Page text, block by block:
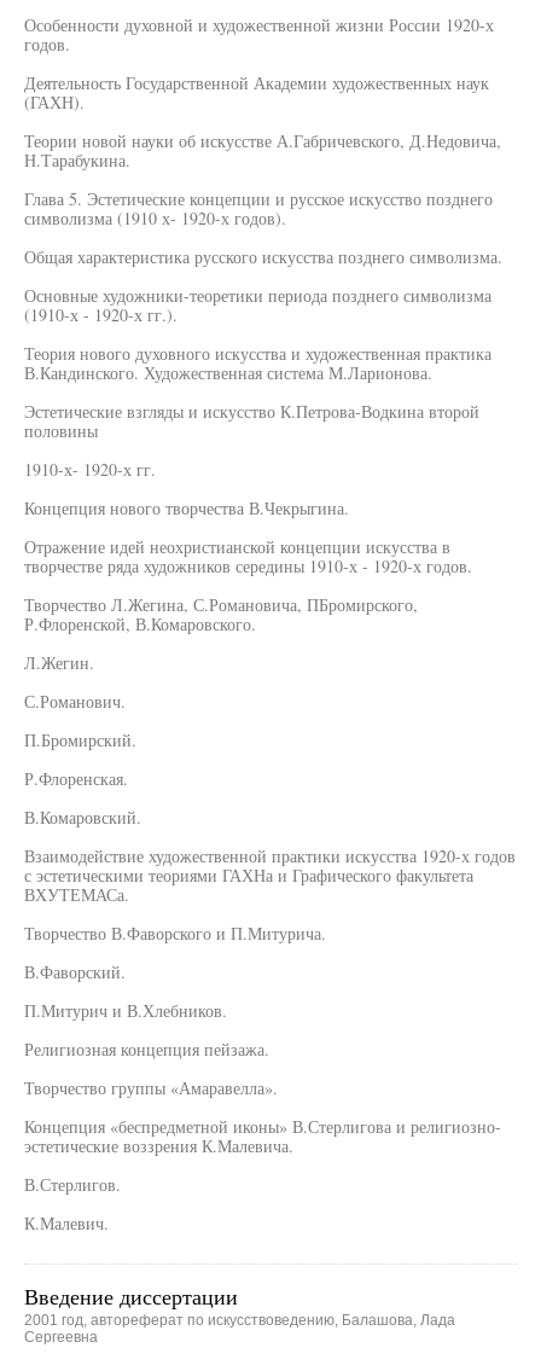
Особенности духовной и художественной жизни России 1920-х
годов.
Деятельность Государственной Академии художественных наук
(ГАХН).
Теории новой науки об искусстве А.Габричевского, Д.Недовича,
Н.Тарабукина.
Глава 5. Эстетические концепции и русское искусство позднего
символизма (1910 х- 1920-х годов).
Общая характеристика русского искусства позднего символизма.
Основные художники-теоретики периода позднего символизма
(1910-х - 1920-х гг.).
Теория нового духовного искусства и художественная практика
В.Кандинского. Художественная система М.Ларионова.
Эстетические взгляды и искусство К.Петрова-Водкина второй
половины
1910-х- 1920-х гг.
Концепция нового творчества В.Чекрыгина.
Отражение идей неохристианской концепции искусства в
творчестве ряда художников середины 1910-х - 1920-х годов.
Творчество Л.Жегина, С.Романовича, ПБромирского,
Р.Флоренской, В.Комаровского.
Л.Жегин.
С.Романович.
П.Бромирский.
Р.Флоренская.
В.Комаровский.
Взаимодействие художественной практики искусства 1920-х годов
с эстетическими теориями ГАХНа и Графического факультета
ВХУТЕМАСа.
Творчество В.Фаворского и П.Митурича.
В.Фаворский.
П.Митурич и В.Хлебников.
Религиозная концепция пейзажа.
Творчество группы «Амаравелла».
Концепция «беспредметной иконы» В.Стерлигова и религиозно-
эстетические воззрения К.Малевича.
В.Стерлигов.
К.Малевич.
Введение диссертации
2001 год, автореферат по искусствоведению, Балашова, Лада
Сергеевна